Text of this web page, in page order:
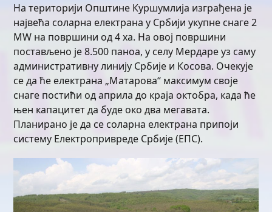
На територији Општине Куршумлија изграђена је
највећа соларна електрана у Србији укупне снаге 2
МW на површини од 4 ха. На овој површини
постављено је 8.500 паноа, у селу Мердаре уз саму
административну линију Србије и Косова. Очекује
се да ће електрана „Матарова“ максимум своје
снаге постићи од априла до краја октобра, када ће
њен капацитет да буде око два мегавата.
Планирано је да се соларна електрана припоји
систему Електропривреде Србије (ЕПС).